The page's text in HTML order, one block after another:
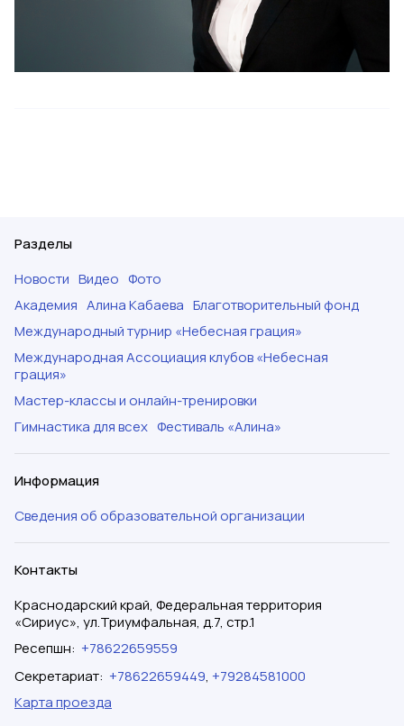
Разделы
Новости Видео Фото
Академия Алина Кабаева Благотворительный фонд
Международный турнир «Небесная грация»
Международная Ассоциация клубов «Небесная
грация»
Мастер-классы и онлайн-тренировки
Гимнастика для всех Фестиваль «Алина»
Информация
Сведения об образовательной организации
Контакты
Краснодарский край, Федеральная территория
«Сириус», ул.Триумфальная, д.7, стр.1
Ресепшн: +78622659559
Секретариат: +78622659449, +79284581000
Карта проезда